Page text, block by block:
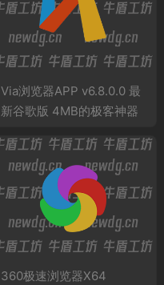
‌Via浏览器APP v6.8.0.0 最
新谷歌版 4MB的极客神器
360极速浏览器X64